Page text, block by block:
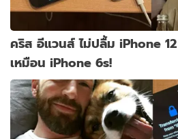
คริส อีแวนส์ ไม่ปลื้ม iPhone
เหมือน iPhone 6s!